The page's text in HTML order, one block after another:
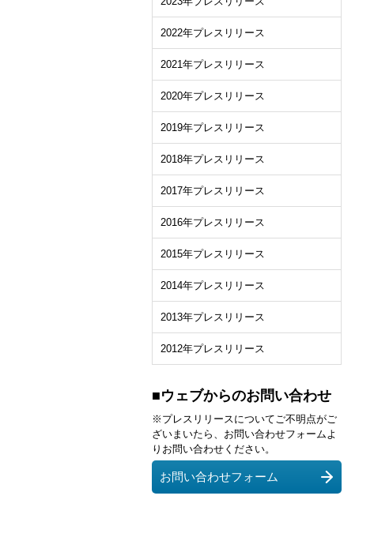
2022年プレスリリース
2021年プレスリリース
2020年プレスリリース
2019年プレスリリース
2018年プレスリリース
2017年プレスリリース
2016年プレスリリース
2015年プレスリリース
2014年プレスリリース
2013年プレスリリース
2012年プレスリリース
■ウェブからのお問い合わせ
※プレスリリースについてご不明点がご
ざいまいたら、お問い合わせフォームよ
りお問い合わせください。
お問い合わせフォーム